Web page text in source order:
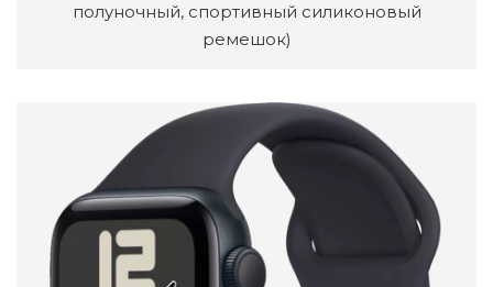
полуночный, спортивный силиконовый
ремешок)